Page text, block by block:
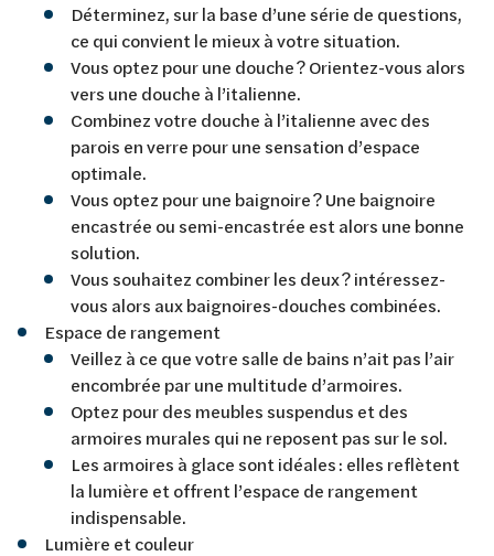
Déterminez, sur la base d’une série de questions,
ce qui convient le mieux à votre situation.
Vous optez pour une douche ? Orientez-vous alors
vers une douche à l’italienne.
Combinez votre douche à l’italienne avec des
parois en verre pour une sensation d’espace
optimale.
Vous optez pour une baignoire ? Une baignoire
encastrée ou semi-encastrée est alors une bonne
solution.
Vous souhaitez combiner les deux ? intéressez-
vous alors aux baignoires-douches combinées.
Espace de rangement
Veillez à ce que votre salle de bains n’ait pas l’air
encombrée par une multitude d’armoires.
Optez pour des meubles suspendus et des
armoires murales qui ne reposent pas sur le sol.
Les armoires à glace sont idéales : elles reflètent
la lumière et offrent l’espace de rangement
indispensable.
Lumière et couleur